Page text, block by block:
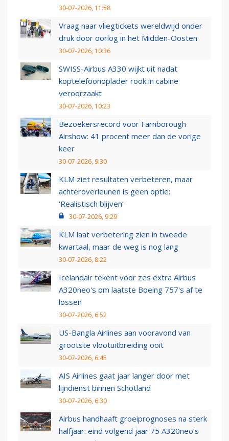
30-07-2026, 11:58
Vraag naar vliegtickets wereldwijd onder
druk door oorlog in het Midden-Oosten
30-07-2026, 10:36
SWISS-Airbus A330 wijkt uit nadat
koptelefoonoplader rook in cabine
veroorzaakt
30-07-2026, 10:23
Bezoekersrecord voor Farnborough
Airshow: 41 procent meer dan de vorige
keer
30-07-2026, 9:30
KLM ziet resultaten verbeteren, maar
achteroverleunen is geen optie:
‘Realistisch blijven’
30-07-2026, 9:29
KLM laat verbetering zien in tweede
kwartaal, maar de weg is nog lang
30-07-2026, 8:22
Icelandair tekent voor zes extra Airbus
A320neo's om laatste Boeing 757's af te
lossen
30-07-2026, 6:52
US-Bangla Airlines aan vooravond van
grootste vlootuitbreiding ooit
30-07-2026, 6:45
AIS Airlines gaat jaar langer door met
lijndienst binnen Schotland
30-07-2026, 6:30
Airbus handhaaft groeiprognoses na sterk
halfjaar: eind volgend jaar 75 A320neo’s